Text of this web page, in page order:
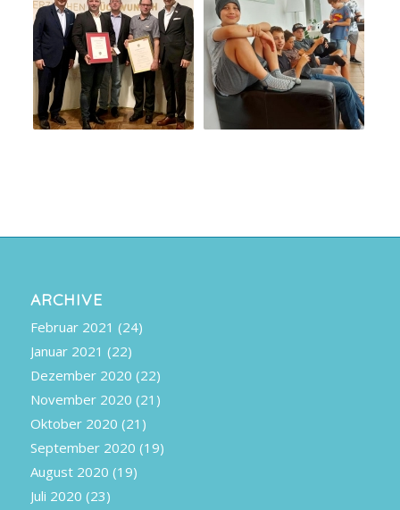
ARCHIVE
Februar 2021 (24)
Januar 2021 (22)
Dezember 2020 (22)
November 2020 (21)
Oktober 2020 (21)
September 2020 (19)
August 2020 (19)
Juli 2020 (23)